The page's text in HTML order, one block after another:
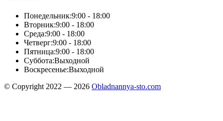
Понедельник:9:00 - 18:00
Вторник:9:00 - 18:00
Среда:9:00 - 18:00
Четверг:9:00 - 18:00
Пятница:9:00 - 18:00
Суббота:Выходной
Воскресенье:Выходной
© Copyright 2022 — 2026 Obladnannya-sto.com